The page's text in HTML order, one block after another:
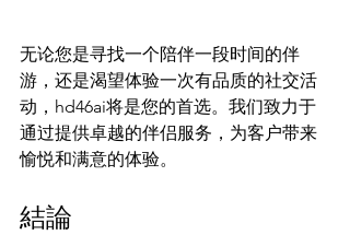
无论您是寻找一个陪伴一段时间的伴
游，还是渴望体验一次有品质的社交活
动，hd46ai将是您的首选。我们致力于
通过提供卓越的伴侣服务，为客户带来
結論